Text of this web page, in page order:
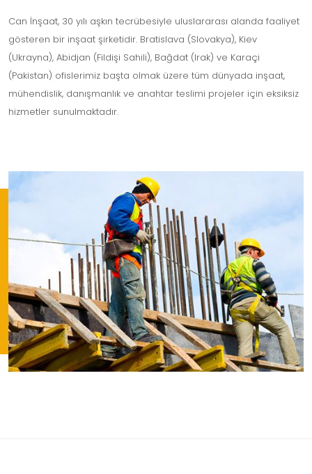
Can İnşaat, 30 yılı aşkın tecrübesiyle uluslararası alanda faaliyet
gösteren bir inşaat şirketidir. Bratislava (Slovakya), Kiev
(Ukrayna), Abidjan (Fildişi Sahili), Bağdat (Irak) ve Karaçi
(Pakistan) ofislerimiz başta olmak üzere tüm dünyada inşaat,
mühendislik, danışmanlık ve anahtar teslimi projeler için eksiksiz
hizmetler sunulmaktadır.